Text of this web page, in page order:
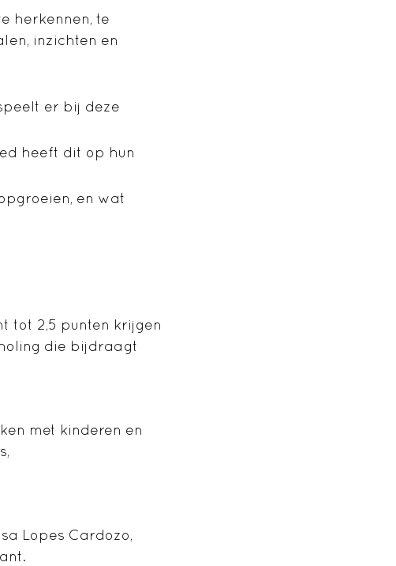
herkennen, te
inzichten en
er bij deze
heeft dit op hun
en wat
tot 2,5 punten krijgen
die bijdraagt
met kinderen en
Lopes Cardozo,